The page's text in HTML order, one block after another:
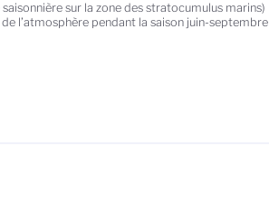
sur la zone des stratocumulus marins)
l’atmosphère pendant la saison juin-septembre